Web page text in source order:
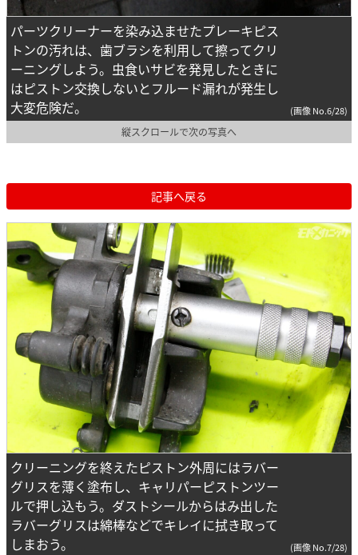
パーツクリーナーを染み込ませたプレーキピス
トンの汚れは、歯ブラシを利用して擦ってクリ
ーニングしよう。虫食いサビを発見したときに
はピストン交換しないとフルード漏れが発生し
大変危険だ。
(画像 No.6/28)
縦スクロールで次の写真へ
記事へ戻る
クリーニングを終えたピストン外周にはラバー
グリスを薄く塗布し、キャリパーピストンツー
ルで押し込もう。ダストシールからはみ出した
ラバーグリスは綿棒などでキレイに拭き取って
しまおう。
(画像 No.7/28)